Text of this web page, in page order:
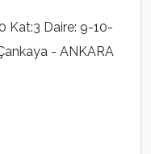
Kat:3 Daire: 9-10-
- ANKARA